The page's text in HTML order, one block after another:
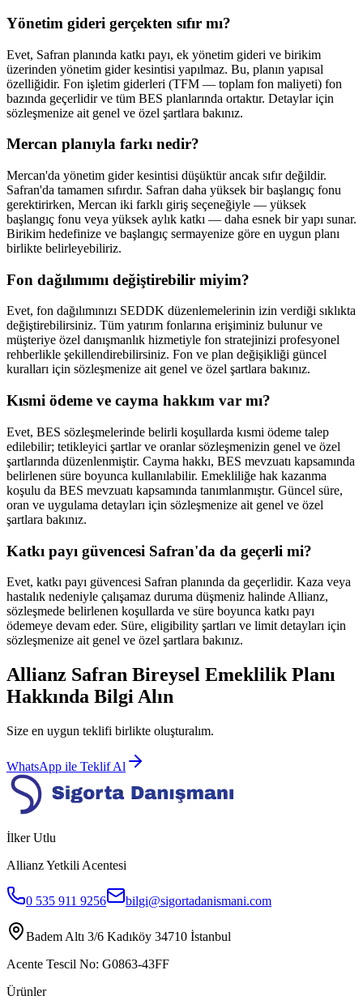
Yönetim gideri gerçekten sıfır mı?
Evet, Safran planında katkı payı, ek yönetim gideri ve birikim
üzerinden yönetim gider kesintisi yapılmaz. Bu, planın yapısal
özelliğidir. Fon işletim giderleri (TFM — toplam fon maliyeti) fon
bazında geçerlidir ve tüm BES planlarında ortaktır. Detaylar için
sözleşmenize ait genel ve özel şartlara bakınız.
Mercan planıyla farkı nedir?
Mercan'da yönetim gider kesintisi düşüktür ancak sıfır değildir.
Safran'da tamamen sıfırdır. Safran daha yüksek bir başlangıç fonu
gerektirirken, Mercan iki farklı giriş seçeneğiyle — yüksek
başlangıç fonu veya yüksek aylık katkı — daha esnek bir yapı sunar.
Birikim hedefinize ve başlangıç sermayenize göre en uygun planı
birlikte belirleyebiliriz.
Fon dağılımımı değiştirebilir miyim?
Evet, fon dağılımınızı SEDDK düzenlemelerinin izin verdiği sıklıkta
değiştirebilirsiniz. Tüm yatırım fonlarına erişiminiz bulunur ve
müşteriye özel danışmanlık hizmetiyle fon stratejinizi profesyonel
rehberlikle şekillendirebilirsiniz. Fon ve plan değişikliği güncel
kuralları için sözleşmenize ait genel ve özel şartlara bakınız.
Kısmi ödeme ve cayma hakkım var mı?
Evet, BES sözleşmelerinde belirli koşullarda kısmi ödeme talep
edilebilir; tetikleyici şartlar ve oranlar sözleşmenizin genel ve özel
şartlarında düzenlenmiştir. Cayma hakkı, BES mevzuatı kapsamında
belirlenen süre boyunca kullanılabilir. Emekliliğe hak kazanma
koşulu da BES mevzuatı kapsamında tanımlanmıştır. Güncel süre,
oran ve uygulama detayları için sözleşmenize ait genel ve özel
şartlara bakınız.
Katkı payı güvencesi Safran'da da geçerli mi?
Evet, katkı payı güvencesi Safran planında da geçerlidir. Kaza veya
hastalık nedeniyle çalışamaz duruma düşmeniz halinde Allianz,
sözleşmede belirlenen koşullarda ve süre boyunca katkı payı
ödemeye devam eder. Süre, eligibility şartları ve limit detayları için
sözleşmenize ait genel ve özel şartlara bakınız.
Allianz Safran Bireysel Emeklilik Planı
Hakkında Bilgi Alın
Size en uygun teklifi birlikte oluşturalım.
WhatsApp ile Teklif Al
İlker Utlu
Allianz Yetkili Acentesi
0 535 911 9256 bilgi@sigortadanismani.com
Badem Altı 3/6 Kadıköy 34710 İstanbul
Acente Tescil No: G0863-43FF
Ürünler